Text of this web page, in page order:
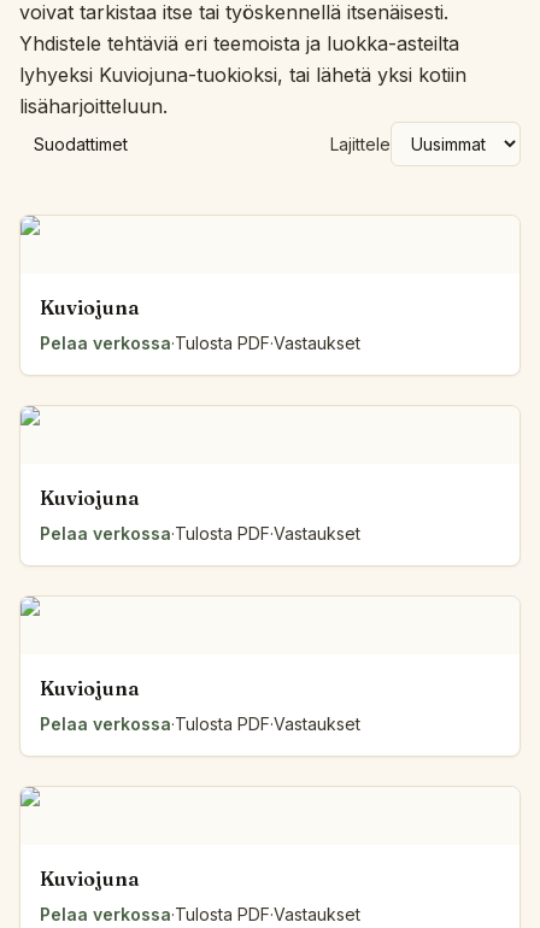
voivat tarkistaa itse tai työskennellä itsenäisesti.
Yhdistele tehtäviä eri teemoista ja luokka-asteilta
lyhyeksi Kuviojuna-tuokioksi, tai lähetä yksi kotiin
lisäharjoitteluun.
Suodattimet Lajittele
Kuviojuna
Pelaa verkossa·Tulosta PDF·Vastaukset
Kuviojuna
Pelaa verkossa·Tulosta PDF·Vastaukset
Kuviojuna
Pelaa verkossa·Tulosta PDF·Vastaukset
Kuviojuna
Pelaa verkossa·Tulosta PDF·Vastaukset